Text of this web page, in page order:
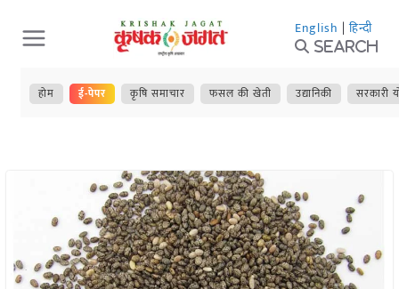
Skip
to
content
English | हिन्दी
Search
होम ई-पेपर कृषि समाचार फसल की खेती उद्यानिकी सरकारी